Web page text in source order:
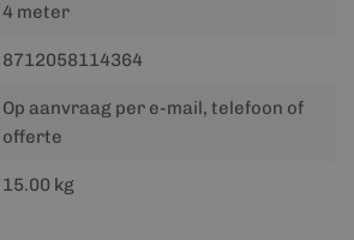
4 meter
8712058114364
Op aanvraag per e-mail, telefoon of
offerte
15.00 kg